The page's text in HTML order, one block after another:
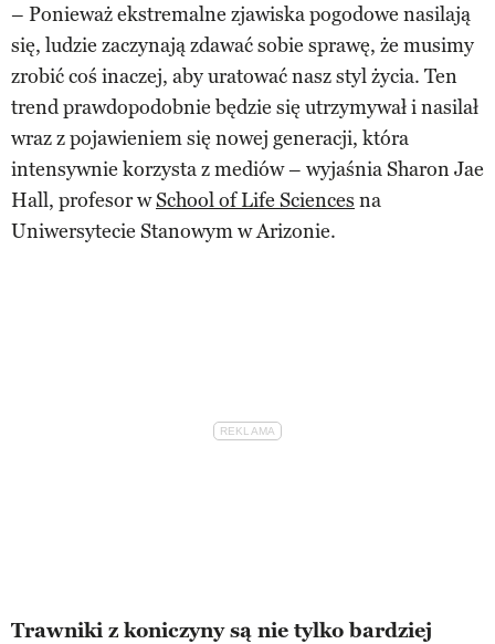
– Ponieważ ekstremalne zjawiska pogodowe nasilają
się, ludzie zaczynają zdawać sobie sprawę, że musimy
zrobić coś inaczej, aby uratować nasz styl życia. Ten
trend prawdopodobnie będzie się utrzymywał i nasilał
wraz z pojawieniem się nowej generacji, która
intensywnie korzysta z mediów – wyjaśnia Sharon Jae
Hall, profesor wSchool of Life Sciences na
Uniwersytecie Stanowym w Arizonie.
Trawniki z koniczyny są nie tylko bardziej